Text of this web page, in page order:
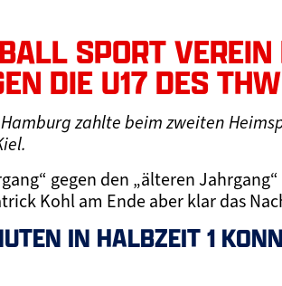
SPORT
DIE U17 DES
zahlte beim zweiten
gegen den „älteren
Kohl am Ende aber klar das
IN HALBZEIT 1